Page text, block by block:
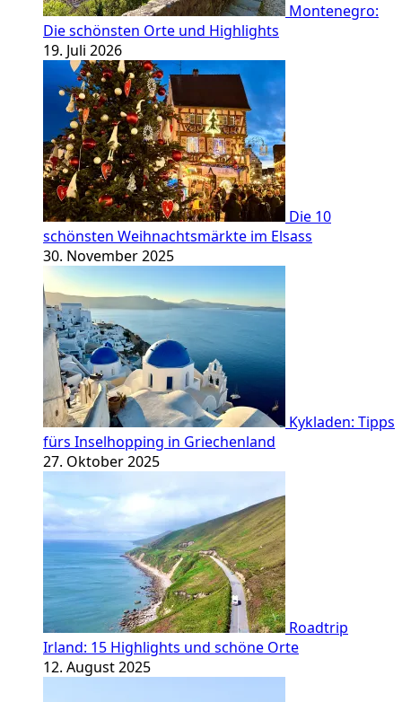
Montenegro:
Die schönsten Orte und Highlights
19. Juli 2026
Die 10
schönsten Weihnachtsmärkte im Elsass
30. November 2025
Kykladen: Tipps
fürs Inselhopping in Griechenland
27. Oktober 2025
Roadtrip
Irland: 15 Highlights und schöne Orte
12. August 2025